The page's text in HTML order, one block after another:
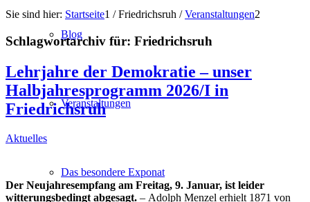
Blog
Veranstaltungen
Das besondere Exponat
Sie sind hier: Startseite1 / Friedrichsruh / Veranstaltungen2
Schlagwortarchiv für: Friedrichsruh
Lehrjahre der Demokratie – unser
Halbjahresprogramm 2026/I in
Friedrichsruh
Aktuelles
Der Neujahresempfang am Freitag, 9. Januar, ist leider
witterungsbedingt abgesagt. – Adolph Menzel erhielt 1871 von